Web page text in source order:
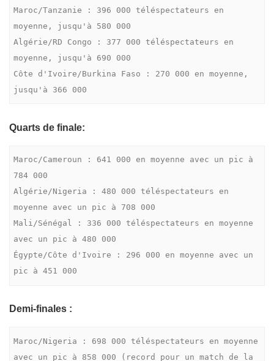
Maroc/Tanzanie : 396 000 téléspectateurs en
moyenne, jusqu'à 580 000
Algérie/RD Congo : 377 000 téléspectateurs en
moyenne, jusqu'à 690 000
Côte d'Ivoire/Burkina Faso : 270 000 en moyenne,
jusqu'à 366 000
Quarts de finale:
Maroc/Cameroun : 641 000 en moyenne avec un pic à
784 000
Algérie/Nigeria : 480 000 téléspectateurs en
moyenne avec un pic à 708 000
Mali/Sénégal : 336 000 téléspectateurs en moyenne
avec un pic à 480 000
Égypte/Côte d'Ivoire : 296 000 en moyenne avec un
pic à 451 000
Demi-finales :
Maroc/Nigeria : 698 000 téléspectateurs en moyenne
avec un pic à 858 000 (record pour un match de la